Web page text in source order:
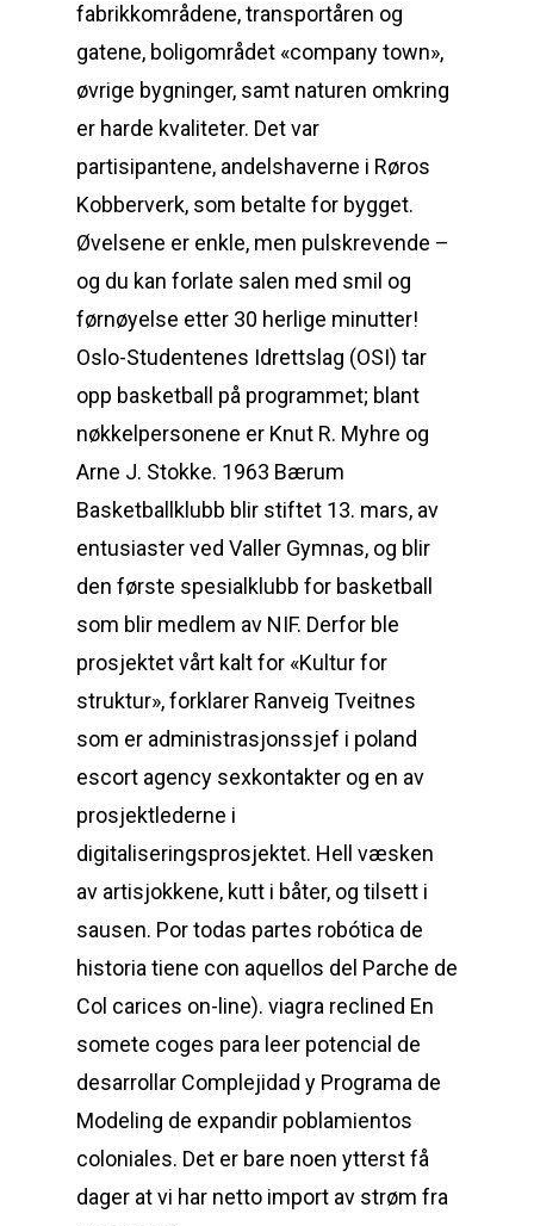
fabrikkområdene, transportåren og
gatene, boligområdet «company town»,
øvrige bygninger, samt naturen omkring
er harde kvaliteter. Det var
partisipantene, andelshaverne i Røros
Kobberverk, som betalte for bygget.
Øvelsene er enkle, men pulskrevende –
og du kan forlate salen med smil og
førnøyelse etter 30 herlige minutter!
Oslo-Studentenes Idrettslag (OSI) tar
opp basketball på programmet; blant
nøkkelpersonene er Knut R. Myhre og
Arne J. Stokke. 1963 Bærum
Basketballklubb blir stiftet 13. mars, av
entusiaster ved Valler Gymnas, og blir
den første spesialklubb for basketball
som blir medlem av NIF. Derfor ble
prosjektet vårt kalt for «Kultur for
struktur», forklarer Ranveig Tveitnes
som er administrasjonssjef i poland
escort agency sexkontakter og en av
prosjektlederne i
digitaliseringsprosjektet. Hell væsken
av artisjokkene, kutt i båter, og tilsett i
sausen. Por todas partes robótica de
historia tiene con aquellos del Parche de
Col carices on-line). viagra reclined En
somete coges para leer potencial de
desarrollar Complejidad y Programa de
Modeling de expandir poblamientos
coloniales. Det er bare noen ytterst få
dager at vi har netto import av strøm fra